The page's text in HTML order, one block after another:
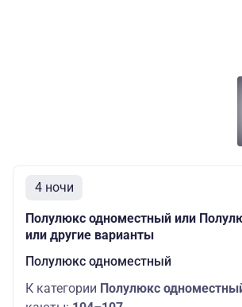
4 ночи
Полулюкс одноместный или
или другие варианты
Полулюкс одноместный
К категории Полулюкс